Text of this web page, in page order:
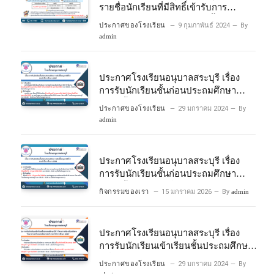
รายชื่อนักเรียนที่มีสิทธิ์เข้ารับการ
ประเมินความพร้อมเข้าเรียนชั้นประถม
ศึกษาปีที่ 1 โครงการห้องเรียนพิเศษ
ประกาศของโรงเรียน 9 กุมภาพันธ์ 2024 By
admin
ประกาศโรงเรียนอนุบาลสระบุรี เรื่อง
การรับนักเรียนชั้นก่อนประถมศึกษา
ระดับชั้นอนุบาลปีที่ 2 ประจําปีการศึกษา
2567
ประกาศของโรงเรียน 29 มกราคม 2024 By
admin
ประกาศโรงเรียนอนุบาลสระบุรี เรื่อง
การรับนักเรียนชั้นก่อนประถมศึกษา
ระดับชั้นอนุบาลปีที่ ๒ ประจำปีการศึกษา
กิจกรรมของเรา 15 มกราคม 2026 By admin
ประกาศโรงเรียนอนุบาลสระบุรี เรื่อง
การรับนักเรียนเข้าเรียนชั้นประถมศึกษา
ปีที่ 1 โครงการห้องเรียนพิเศษ
วิทยาศาสตร์ และคณิตศาสตร์ ประจําปี
ประกาศของโรงเรียน 29 มกราคม 2024 By